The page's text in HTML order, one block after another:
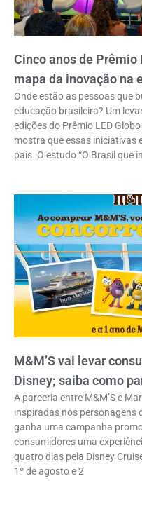
Cinco anos de Prêmio
mapa da inovação na
Onde estão as pessoas que
educação brasileira? Um
edições do Prêmio LED
mostra que essas iniciativas
país. O estudo “O Brasil que
M&M’S vai levar
Disney; saiba como
A parceria entre M&M’S e
inspiradas nos personagens
ganha uma campanha
consumidores uma
quatro dias pela Disney
1º de agosto e 2